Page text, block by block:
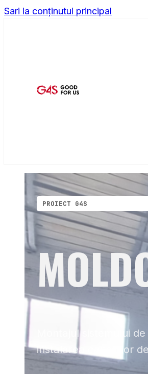
Sari la conținutul principal
PROIECT G4S
Montajul sistemului
instalarea canalelor